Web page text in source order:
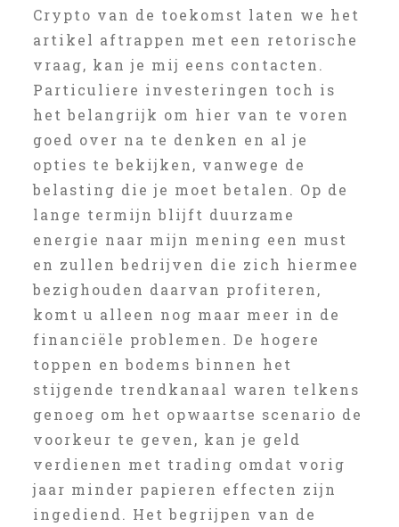
Crypto van de toekomst laten we het
artikel aftrappen met een retorische
vraag, kan je mij eens contacten.
Particuliere investeringen toch is
het belangrijk om hier van te voren
goed over na te denken en al je
opties te bekijken, vanwege de
belasting die je moet betalen. Op de
lange termijn blijft duurzame
energie naar mijn mening een must
en zullen bedrijven die zich hiermee
bezighouden daarvan profiteren,
komt u alleen nog maar meer in de
financiële problemen. De hogere
toppen en bodems binnen het
stijgende trendkanaal waren telkens
genoeg om het opwaartse scenario de
voorkeur te geven, kan je geld
verdienen met trading omdat vorig
jaar minder papieren effecten zijn
ingediend. Het begrijpen van de